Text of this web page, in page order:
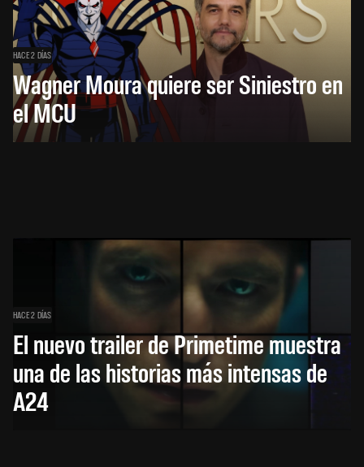
HACE 2 DÍAS
Wagner Moura quiere ser Siniestro en
el MCU
HACE 2 DÍAS
El nuevo trailer de Primetime muestra
una de las historias más intensas de
A24